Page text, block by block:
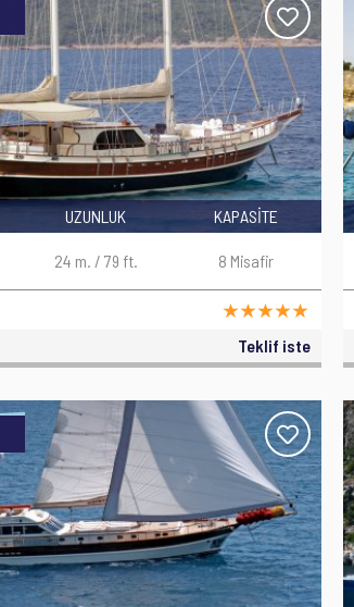
UZUNLUK
24 m. / 79 ft.
KAPASİTE
8 Misafir
Teklif iste